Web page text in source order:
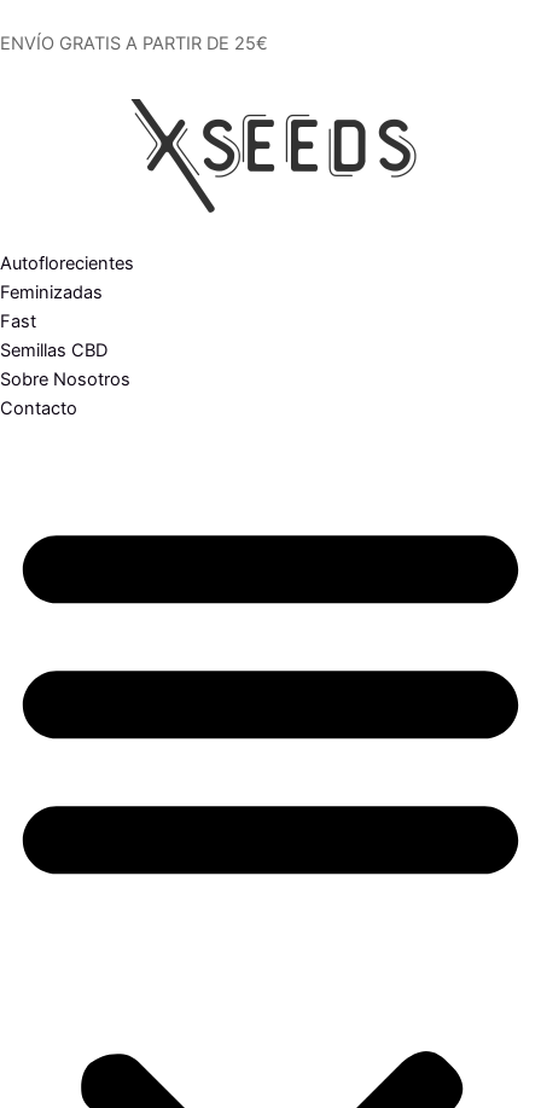
al
ENVÍO GRATIS A PARTIR DE 25€
Autoflorecientes
Feminizadas
Fast
Semillas CBD
Sobre Nosotros
Contacto